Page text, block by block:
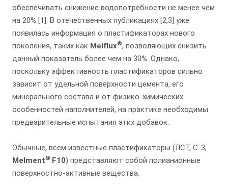
обеспечивать снижение водопотребности не менее чем
на 20% [1]. В отечественных публикациях [2,3] уже
появилась информация о пластификаторах нового
поколения, таких как Melflux®, позволяющих снизить
данный показатель более чем на 30%. Однако,
поскольку эффективность пластификаторов сильно
зависит от удельной поверхности цемента, его
минерального состава и от физико-химических
особенностей наполнителей, на практике необходимы
предварительные испытания этих добавок.
Обычные, всем известные пластификаторы (ЛСТ, С-3,
Melment® F10) представляют собой полианионные
поверхностно-активные вещества.